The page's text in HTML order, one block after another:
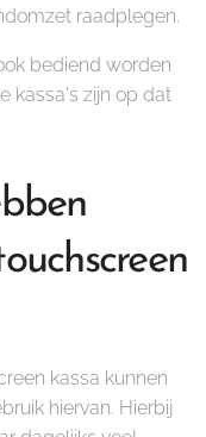
raadplegen.
bediend worden
kassa's zijn op dat
kassa kunnen
hiervan. Hierbij